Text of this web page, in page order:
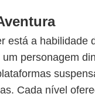
está a habilidade
personagem
Cada nível